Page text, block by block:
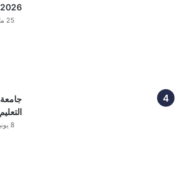
2026
25 مارس، 2024
جامعة
8 يونيو، 2026